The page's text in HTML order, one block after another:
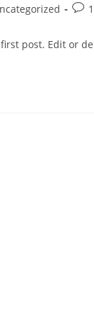
post. Edit or